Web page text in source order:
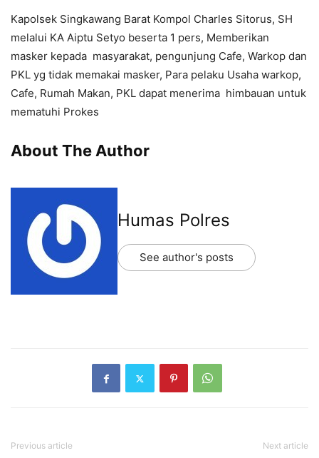
Kapolsek Singkawang Barat Kompol Charles Sitorus, SH
melalui KA Aiptu Setyo beserta 1 pers, Memberikan
masker kepada masyarakat, pengunjung Cafe, Warkop dan
PKL yg tidak memakai masker, Para pelaku Usaha warkop,
Cafe, Rumah Makan, PKL dapat menerima himbauan untuk
mematuhi Prokes
About The Author
Humas Polres
See author's posts
Previous article Next article